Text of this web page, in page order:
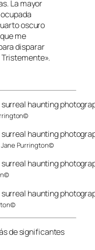
La mayor
oscuro
me
disparar
Jane Purrington©
de significantes